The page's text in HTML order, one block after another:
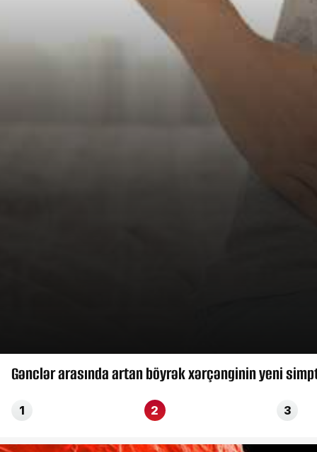
Gənclər arasında artan böyrək xərçənginin yeni
1 2 3